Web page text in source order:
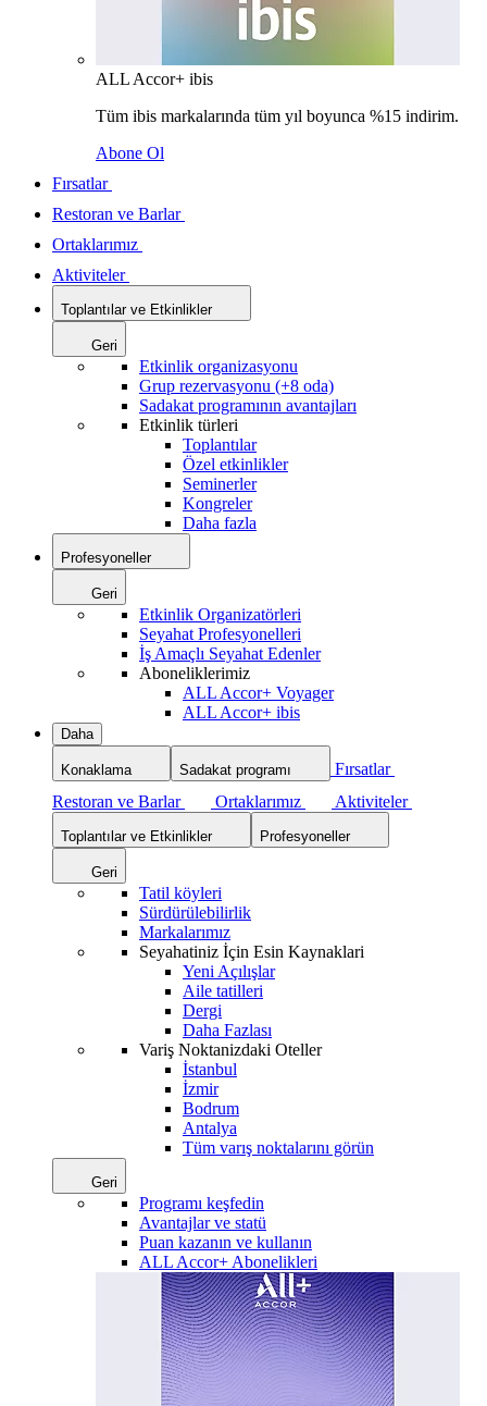
ALL Accor+ ibis
Tüm ibis markalarında tüm yıl boyunca %15 indirim.
Abone Ol
Fırsatlar
Restoran ve Barlar
Ortaklarımız
Aktiviteler
Toplantılar ve Etkinlikler
Geri
Etkinlik organizasyonu
Grup rezervasyonu (+8 oda)
Sadakat programının avantajları
Etkinlik türleri
Toplantılar
Özel etkinlikler
Seminerler
Kongreler
Daha fazla
Profesyoneller
Geri
Etkinlik Organizatörleri
Seyahat Profesyonelleri
İş Amaçlı Seyahat Edenler
Aboneliklerimiz
ALL Accor+ Voyager
ALL Accor+ ibis
Daha
Konaklama Sadakat programı
Fırsatlar
Restoran ve Barlar
Ortaklarımız Aktiviteler
Toplantılar ve Etkinlikler Profesyoneller
Geri
Tatil köyleri
Sürdürülebilirlik
Markalarımız
Seyahatiniz İçin Esin Kaynaklari
Yeni Açılışlar
Aile tatilleri
Dergi
Daha Fazlası
Variş Noktanizdaki Oteller
İstanbul
İzmir
Bodrum
Antalya
Tüm varış noktalarını görün
Geri
Programı keşfedin
Avantajlar ve statü
Puan kazanın ve kullanın
ALL Accor+ Abonelikleri